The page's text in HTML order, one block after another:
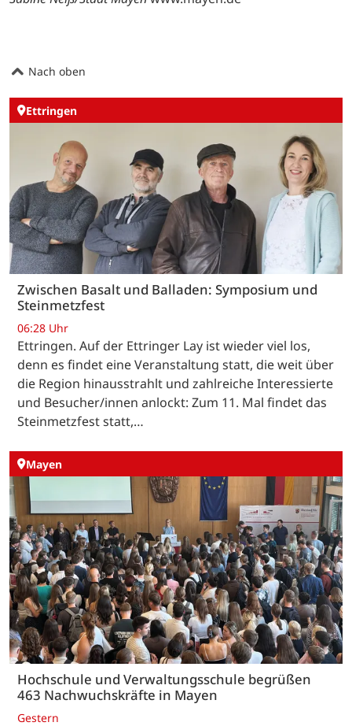
Nach oben
Ettringen
Zwischen Basalt und Balladen: Symposium und
Steinmetzfest
06:28 Uhr
Ettringen. Auf der Ettringer Lay ist wieder viel los,
denn es findet eine Veranstaltung statt, die weit über
die Region hinausstrahlt und zahlreiche Interessierte
und Besucher/innen anlockt: Zum 11. Mal findet das
Steinmetzfest statt,…
Mayen
Hochschule und Verwaltungsschule begrüßen
463 Nachwuchskräfte in Mayen
Gestern